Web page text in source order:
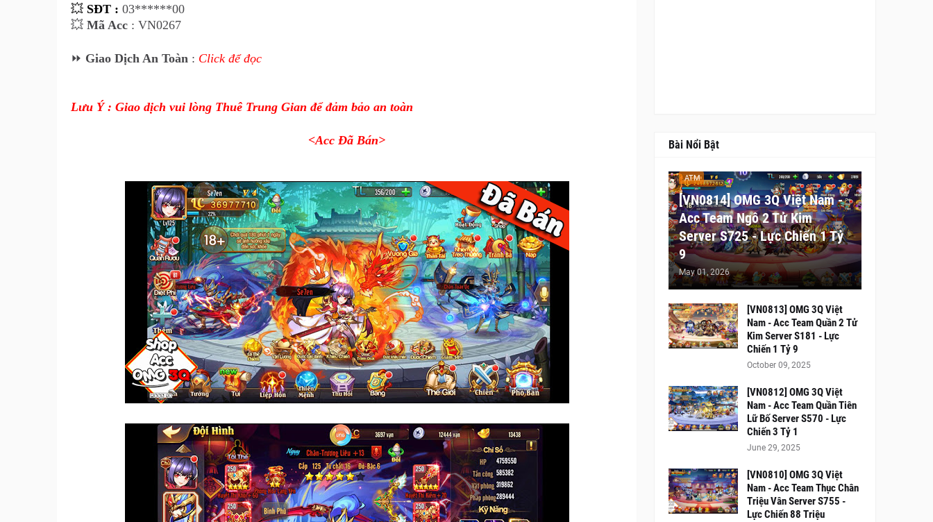
💥 SĐT : 03******00
💥 Mã Acc : VN0267
⏩ Giao Dịch An Toàn : Click để đọc
Lưu Ý : Giao dịch vui lòng Thuê Trung Gian để đảm bảo an toàn
<Acc Đã Bán> Bài Nổi Bật
ATM
[VN0814] OMG 3Q Việt Nam -
Acc Team Ngô 2 Tử Kim
Server S725 - Lực Chiến 1 Tỷ
9
May 01, 2026
[VN0813] OMG 3Q Việt
Nam - Acc Team Quần 2 Tử
Kim Server S181 - Lực
Chiến 1 Tỷ 9
October 09, 2025
[VN0812] OMG 3Q Việt
Nam - Acc Team Quần Tiên
Lữ Bố Server S570 - Lực
Chiến 3 Tỷ 1
June 29, 2025
[VN0810] OMG 3Q Việt
Nam - Acc Team Thục Chân
Triệu Vân Server S755 -
Lực Chiến 88 Triệu